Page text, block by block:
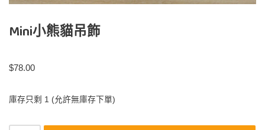
Mini小熊貓吊飾
$78.00
庫存只剩 1 (允許無庫存下單)